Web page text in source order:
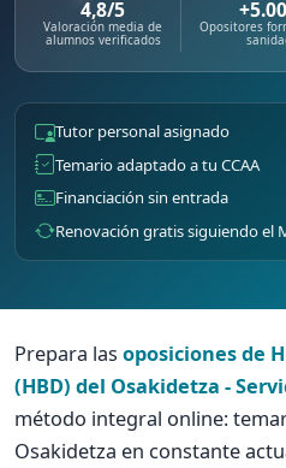
4,8/5
Valoración media de
alumnos verificados
Opositores
Tutor personal asignado
Temario adaptado a tu CCAA
Financiación sin entrada
Renovación gratis siguiendo el
Prepara las oposiciones de
(HBD) del Osakidetza -
método integral online:
Osakidetza en constante